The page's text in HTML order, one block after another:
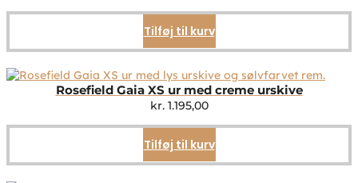
Tilføj til kurv
Rosefield Gaia XS ur med creme urskive
kr.1.195,00
Tilføj til kurv